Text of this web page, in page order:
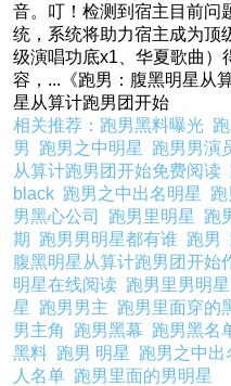
音。叮！检测到宿主目前问
统，系统将助力宿主成为顶
级演唱功底x1、华夏歌曲）
容，...《跑男：腹黑明星从
星从算计跑男团开始
相关推荐： 跑男黑料曝光
男 跑男之中明星 跑男男演
从算计跑男团开始免费阅读
black 跑男之中出名明星
男黑心公司 跑男里明星 跑
期 跑男男明星都有谁 跑男
腹黑明星从算计跑男团开始
明星在线阅读 跑男里男明星
星 跑男男主 跑男里面穿的
男主角 跑男黑幕 跑男黑名
黑料 跑男 明星 跑男之中出
人名单 跑男里面的男明星